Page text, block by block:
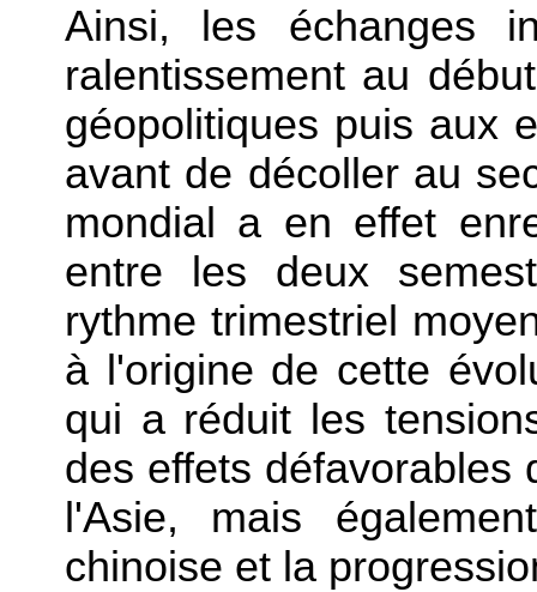
Ainsi, les échanges
ralentissement au
géopolitiques puis aux
avant de décoller au
mondial a en effet
entre les deux
rythme trimestriel
à l'origine de cette
qui a réduit les
des effets défavorables
l'Asie, mais
chinoise et la